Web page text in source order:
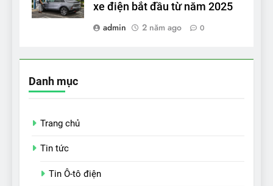
xe điện bắt đầu từ năm 2025
admin
2 năm ago 0
Danh mục
Trang chủ
Tin tức
Tin Ô-tô điện